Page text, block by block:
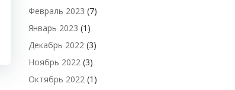
Февраль 2023 (7)
Январь 2023 (1)
Декабрь 2022 (3)
Ноябрь 2022 (3)
Октябрь 2022 (1)